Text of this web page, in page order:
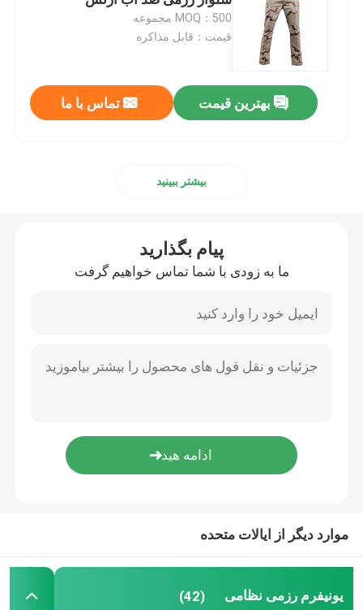
پیراهن تاکتیکی نظامی
کت زمستانی نظامی
چکمه های چرم نظامی
تجهیزات ماهیگیری در فضای باز
MOQ：500 مجموعه
قیمت：قابل مذاکره
بهترین قیمت تماس با ما
بیشتر ببینید
پیام بگذارید
ما به زودی با شما تماس خواهیم گرفت
موارد دیگر از ایالات متحده
یونیفرم رزمی نظامی (42)